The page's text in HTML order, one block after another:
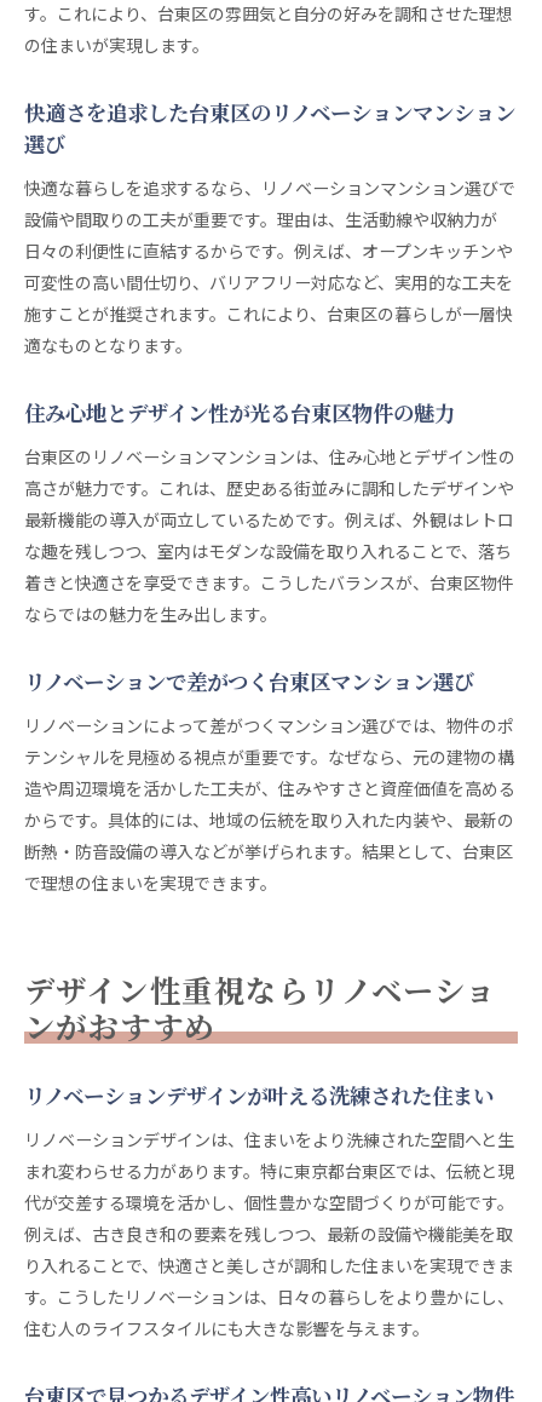
す。これにより、台東区の雰囲気と自分の好みを調和させた理想
の住まいが実現します。
快適さを追求した台東区のリノベーションマンション
選び
快適な暮らしを追求するなら、リノベーションマンション選びで
設備や間取りの工夫が重要です。理由は、生活動線や収納力が
日々の利便性に直結するからです。例えば、オープンキッチンや
可変性の高い間仕切り、バリアフリー対応など、実用的な工夫を
施すことが推奨されます。これにより、台東区の暮らしが一層快
適なものとなります。
住み心地とデザイン性が光る台東区物件の魅力
台東区のリノベーションマンションは、住み心地とデザイン性の
高さが魅力です。これは、歴史ある街並みに調和したデザインや
最新機能の導入が両立しているためです。例えば、外観はレトロ
な趣を残しつつ、室内はモダンな設備を取り入れることで、落ち
着きと快適さを享受できます。こうしたバランスが、台東区物件
ならではの魅力を生み出します。
リノベーションで差がつく台東区マンション選び
リノベーションによって差がつくマンション選びでは、物件のポ
テンシャルを見極める視点が重要です。なぜなら、元の建物の構
造や周辺環境を活かした工夫が、住みやすさと資産価値を高める
からです。具体的には、地域の伝統を取り入れた内装や、最新の
断熱・防音設備の導入などが挙げられます。結果として、台東区
で理想の住まいを実現できます。
デザイン性重視ならリノベーショ
ンがおすすめ
リノベーションデザインが叶える洗練された住まい
リノベーションデザインは、住まいをより洗練された空間へと生
まれ変わらせる力があります。特に東京都台東区では、伝統と現
代が交差する環境を活かし、個性豊かな空間づくりが可能です。
例えば、古き良き和の要素を残しつつ、最新の設備や機能美を取
り入れることで、快適さと美しさが調和した住まいを実現できま
す。こうしたリノベーションは、日々の暮らしをより豊かにし、
住む人のライフスタイルにも大きな影響を与えます。
台東区で見つかるデザイン性高いリノベーション物件